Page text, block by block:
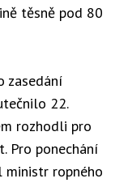
těsně pod 80
zasedání
22.
rozhodli pro
Pro ponechání
ropného